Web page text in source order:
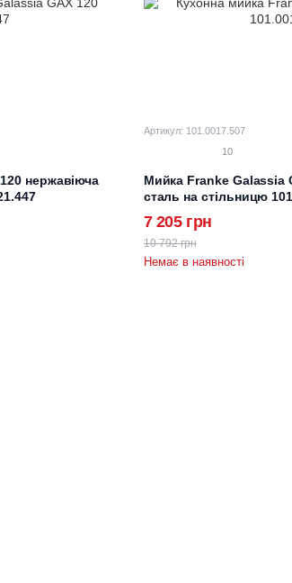
нержавіюча
Артикул: 101.0017.507
10
Мийка Franke Galassia
сталь на стільницю
10 792 грн
7 205 грн
Немає в наявності